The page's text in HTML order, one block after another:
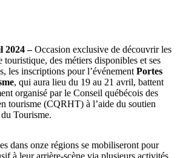
2024 –Occasion exclusive de découvrir les
touristique, des métiers disponibles et ses
les inscriptions pour l’événement Portes
, qui aura lieu du 19 au 21 avril, battent
organisé par le Conseil québécois des
tourisme (CQRHT) à l’aide du soutien
Tourisme.
dans onze régions se mobiliseront pour
à leur arrière-scène via plusieurs activités.